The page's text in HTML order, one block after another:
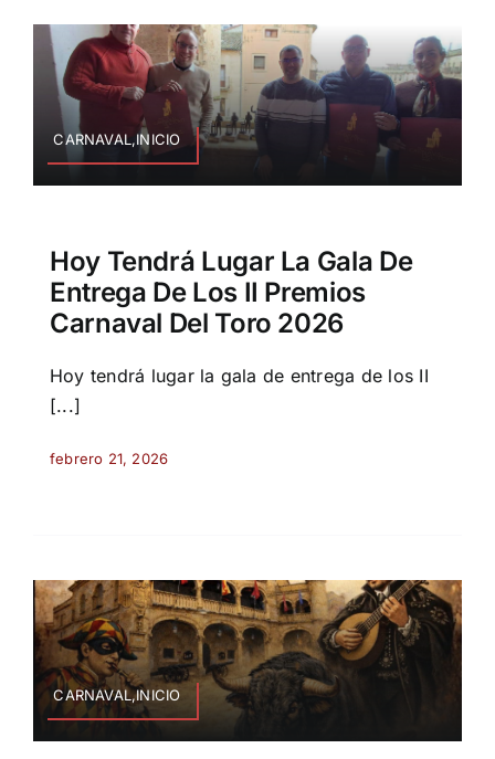
CARNAVAL,INICIO
Hoy Tendrá Lugar La Gala De
Entrega De Los II Premios
Carnaval Del Toro 2026
Hoy tendrá lugar la gala de entrega de los II
[...]
febrero 21, 2026
CARNAVAL,INICIO